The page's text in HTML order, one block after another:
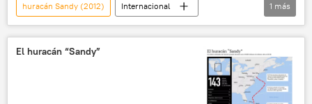
huracán Sandy (2012)
Internacional
noticias
1 más
El huracán “Sandy”